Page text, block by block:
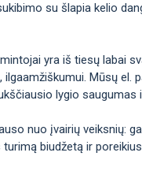
su šlapia kelio
yra iš tiesų labai
Mūsų
lygio saugumas
nuo įvairių veiksnių:
biudžetą ir